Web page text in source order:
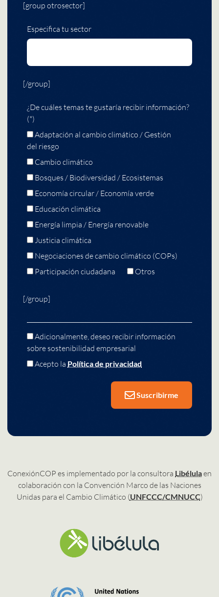
[group otrosector]
Especifica tu sector
[/group]
¿De cuáles temas te gustaría recibir información?
(*)
Adaptación al cambio climático / Gestión
del riesgo
Cambio climático
Bosques / Biodiversidad / Ecosistemas
Economía circular / Economía verde
Educación climática
Energía limpia / Energía renovable
Justicia climática
Negociaciones de cambio climático (COPs)
Participación ciudadana
Otros
[/group]
Adicionalmente, deseo recibir información
sobre sostenibilidad empresarial
Acepto la Política de privacidad
Suscribirme
ConexiónCOP es implementado por la consultora Libélulaen
colaboración con la Convención Marco de las Naciones
Unidas para el Cambio Climático (UNFCCC/CMNUCC)